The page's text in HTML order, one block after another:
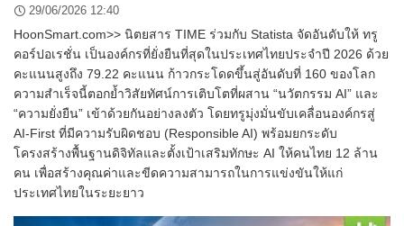
29/06/2026 12:40
HoonSmart.com>> นิตยสาร TIME ร่วมกับ Statista จัดอันดับให้ ทรู
คอร์ปอเรชั่น เป็นองค์กรที่ยั่งยืนที่สุดในประเทศไทยประจำปี 2026 ด้วย
คะแนนสูงถึง 79.22 คะแนน ก้าวกระโดดขึ้นสู่อันดับที่ 160 ของโลก
ความสำเร็จนี้ตอกย้ำวิสัยทัศน์การเติบโตที่ผสาน “นวัตกรรม AI” และ
“ความยั่งยืน” เข้าด้วยกันอย่างลงตัว โดยทรูมุ่งมั่นขับเคลื่อนองค์กรสู่
AI-First ที่มีความรับผิดชอบ (Responsible AI) พร้อมยกระดับ
โครงสร้างพื้นฐานดิจิทัลและตั้งเป้าเสริมทักษะ AI ให้คนไทย 12 ล้าน
คน เพื่อสร้างคุณค่าและขีดความสามารถในการแข่งขันให้แก่
ประเทศไทยในระยะยาว